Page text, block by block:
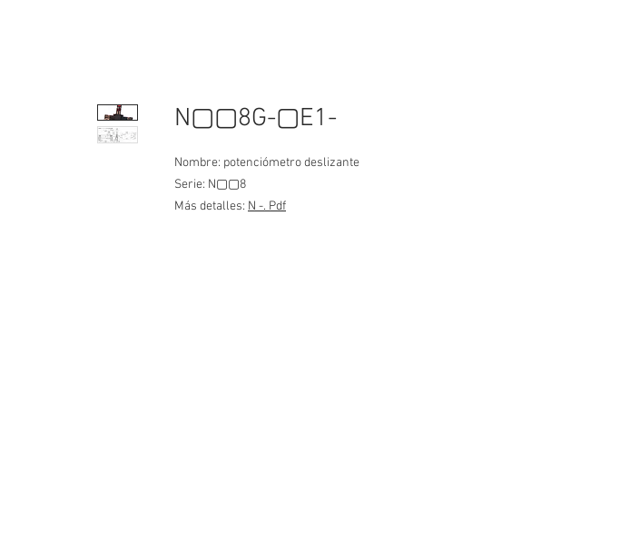
N▢▢8G-▢E1-
Nombre: potenciómetro deslizante
Serie: N▢▢8
Más detalles: N -. Pdf